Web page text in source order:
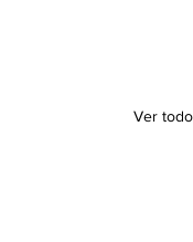
Ver todo